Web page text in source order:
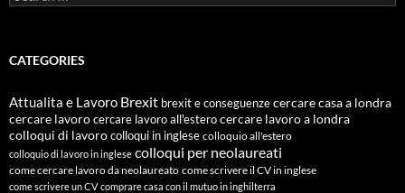
for:
CATEGORIES
Attualita e Lavoro Brexit brexit e conseguenzecercare casa a londra
cercare lavorocercare lavoro all'esterocercare lavoro a londra
colloqui di lavorocolloqui in inglese colloquio all'estero
colloquio di lavoro in inglese colloqui per neolaureati
come cercare lavoro da neolaureato come scrivere il CV in inglese
come scrivere un CV comprare casa con il mutuo in inghilterra